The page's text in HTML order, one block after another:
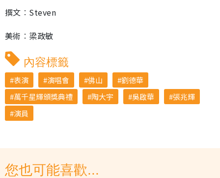
撰文︰Steven
美術︰梁政敏
內容標籤
表演 演唱會 佛山
劉德華
萬千星輝頒獎典禮
陶大宇 吳啟華
張兆輝
演員
您也可能喜歡...